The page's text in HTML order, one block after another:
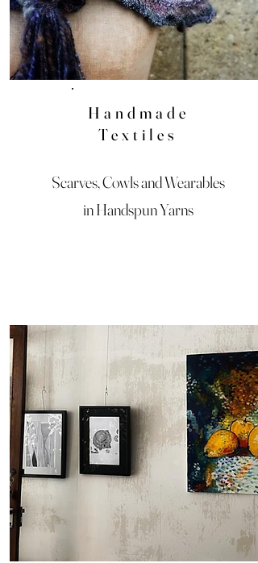
Handmade
Textiles
Scarves, Cowls and Wearables
in Handspun Yarns